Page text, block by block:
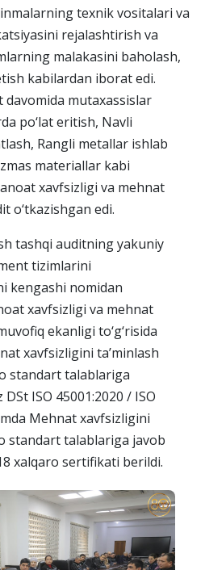
texnik vositalari va
rejalashtirish va
malakasini baholash,
kabilardan iborat edi.
mutaxassislar
po‘lat eritish, Navli
Rangli metallar ishlab
materiallar kabi
xavfsizligi va mehnat
o‘tkazishgan edi.
tashqi auditning yakuniy
tizimlarini
kengashi nomidan
xavfsizligi va mehnat
ekanligi to‘g‘risida
xavfsizligini ta’minlash
standart talablariga
ISO 45001:2020 / ISO
Mehnat xavfsizligini
standart talablariga javob
xalqaro sertifikati berildi.